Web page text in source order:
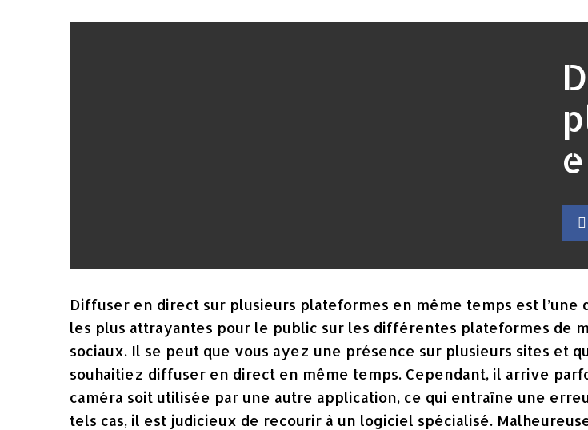
Diffuser en direct sur plusieurs plateformes en même temps est l’une
les plus attrayantes pour le public sur les différentes plateformes de
sociaux. Il se peut que vous ayez une présence sur plusieurs sites et
souhaitiez diffuser en direct en même temps. Cependant, il arrive
caméra soit utilisée par une autre application, ce qui entraîne une
tels cas, il est judicieux de recourir à un logiciel spécialisé.